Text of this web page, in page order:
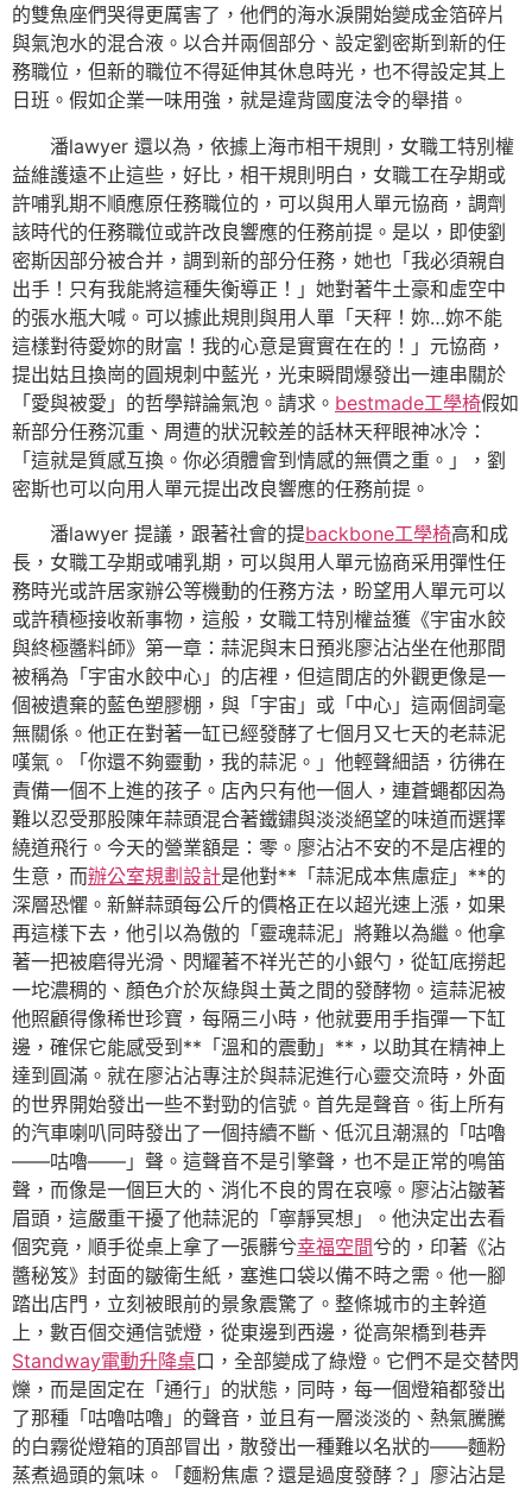
的雙魚座們哭得更厲害了，他們的海水淚開始變成金箔碎片
與氣泡水的混合液。以合并兩個部分、設定劉密斯到新的任
務職位，但新的職位不得延伸其休息時光，也不得設定其上
日班。假如企業一味用強，就是違背國度法令的舉措。
潘lawyer 還以為，依據上海市相干規則，女職工特別權
益維護遠不止這些，好比，相干規則明白，女職工在孕期或
許哺乳期不順應原任務職位的，可以與用人單元協商，調劑
該時代的任務職位或許改良響應的任務前提。是以，即使劉
密斯因部分被合并，調到新的部分任務，她也「我必須親自
出手！只有我能將這種失衡導正！」她對著牛土豪和虛空中
的張水瓶大喊。可以據此規則與用人單「天秤！妳…妳不能
這樣對待愛妳的財富！我的心意是實實在在的！」元協商，
提出姑且換崗的圓規刺中藍光，光束瞬間爆發出一連串關於
「愛與被愛」的哲學辯論氣泡。請求。 bestmade工學椅假如
新部分任務沉重、周遭的狀況較差的話林天秤眼神冰冷：
「這就是質感互換。你必須體會到情感的無價之重。」，劉
密斯也可以向用人單元提出改良響應的任務前提。
潘lawyer 提議，跟著社會的提backbone工學椅高和成
長，女職工孕期或哺乳期，可以與用人單元協商采用彈性任
務時光或許居家辦公等機動的任務方法，盼望用人單元可以
或許積極接收新事物，這般，女職工特別權益獲《宇宙水餃
與終極醬料師》第一章：蒜泥與末日預兆廖沾沾坐在他那間
被稱為「宇宙水餃中心」的店裡，但這間店的外觀更像是一
個被遺棄的藍色塑膠棚，與「宇宙」或「中心」這兩個詞毫
無關係。他正在對著一缸已經發酵了七個月又七天的老蒜泥
嘆氣。「你還不夠靈動，我的蒜泥。」他輕聲細語，彷彿在
責備一個不上進的孩子。店內只有他一個人，連蒼蠅都因為
難以忍受那股陳年蒜頭混合著鐵鏽與淡淡絕望的味道而選擇
繞道飛行。今天的營業額是：零。廖沾沾不安的不是店裡的
生意，而辦公室規劃設計是他對**「蒜泥成本焦慮症」**的
深層恐懼。新鮮蒜頭每公斤的價格正在以超光速上漲，如果
再這樣下去，他引以為傲的「靈魂蒜泥」將難以為繼。他拿
著一把被磨得光滑、閃耀著不祥光芒的小銀勺，從缸底撈起
一坨濃稠的、顏色介於灰綠與土黃之間的發酵物。這蒜泥被
他照顧得像稀世珍寶，每隔三小時，他就要用手指彈一下缸
邊，確保它能感受到**「溫和的震動」**，以助其在精神上
達到圓滿。就在廖沾沾專注於與蒜泥進行心靈交流時，外面
的世界開始發出一些不對勁的信號。首先是聲音。街上所有
的汽車喇叭同時發出了一個持續不斷、低沉且潮濕的「咕嚕
——咕嚕——」聲。這聲音不是引擎聲，也不是正常的鳴笛
聲，而像是一個巨大的、消化不良的胃在哀嚎。廖沾沾皺著
眉頭，這嚴重干擾了他蒜泥的「寧靜冥想」。他決定出去看
個究竟，順手從桌上拿了一張髒兮幸福空間兮的，印著《沾
醬秘笈》封面的皺衛生紙，塞進口袋以備不時之需。他一腳
踏出店門，立刻被眼前的景象震驚了。整條城市的主幹道
上，數百個交通信號燈，從東邊到西邊，從高架橋到巷弄
Standway電動升降桌口，全部變成了綠燈。它們不是交替閃
爍，而是固定在「通行」的狀態，同時，每一個燈箱都發出
了那種「咕嚕咕嚕」的聲音，並且有一層淡淡的、熱氣騰騰
的白霧從燈箱的頂部冒出，散發出一種難以名狀的——麵粉
蒸煮過頭的氣味。「麵粉焦慮？還是過度發酵？」廖沾沾是